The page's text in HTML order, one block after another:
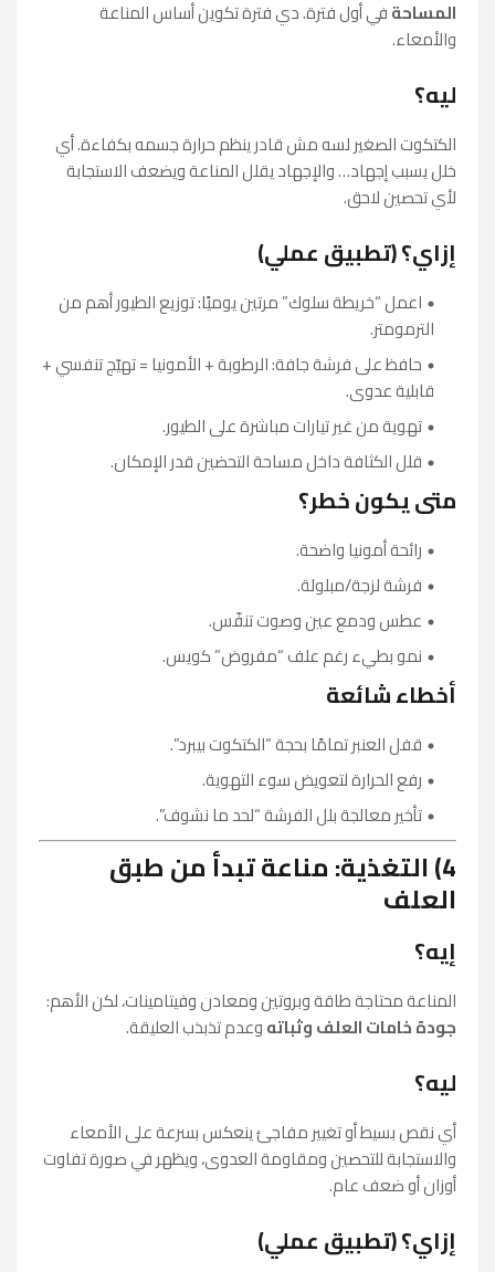
المساحةفي أول فترة. دي فترة تكوين أساس المناعة
والأمعاء.
ليه؟
الكتكوت الصغير لسه مش قادر ينظم حرارة جسمه بكفاءة. أي
خلل يسبب إجهاد… والإجهاد يقلل المناعة ويضعف الاستجابة
لأي تحصين لاحق.
إزاي؟ (تطبيق عملي)
اعمل “خريطة سلوك” مرتين يوميًا: توزيع الطيور أهم من
الترمومتر.
حافظ على فرشة جافة: الرطوبة + الأمونيا = تهيّج تنفسي +
قابلية عدوى.
تهوية من غير تيارات مباشرة على الطيور.
قلل الكثافة داخل مساحة التحضين قدر الإمكان.
متى يكون خطر؟
رائحة أمونيا واضحة.
فرشة لزجة/مبلولة.
عطس ودمع عين وصوت تنفّس.
نمو بطيء رغم علف “مفروض” كويس.
أخطاء شائعة
قفل العنبر تمامًا بحجة “الكتكوت بيبرد”.
رفع الحرارة لتعويض سوء التهوية.
تأخير معالجة بلل الفرشة “لحد ما نشوف”.
4) التغذية: مناعة تبدأ من طبق
العلف
إيه؟
المناعة محتاجة طاقة وبروتين ومعادن وفيتامينات، لكن الأهم:
جودة خامات العلف وثباتهوعدم تذبذب العليقة.
ليه؟
أي نقص بسيط أو تغيير مفاجئ ينعكس بسرعة على الأمعاء
والاستجابة للتحصين ومقاومة العدوى، ويظهر في صورة تفاوت
أوزان أو ضعف عام.
إزاي؟ (تطبيق عملي)